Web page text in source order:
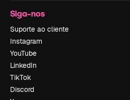
Siga-nos
Suporte ao cliente
Instagram
YouTube
LinkedIn
TikTok
Discord